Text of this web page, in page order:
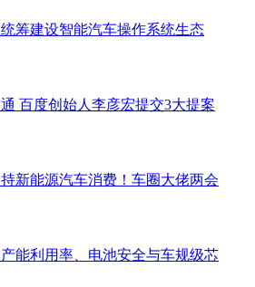
筹建设智能汽车操作系统生态
百度创始人李彦宏提交3大提案
新能源汽车消费！车圈大佬两会
能利用率、电池安全与车规级芯